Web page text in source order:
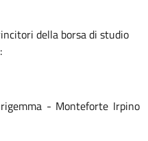
della borsa di studio
- Monteforte Irpino